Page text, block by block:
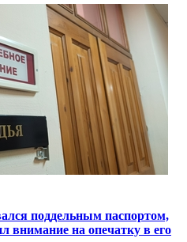
поддельным паспортом,
внимание на опечатку в его